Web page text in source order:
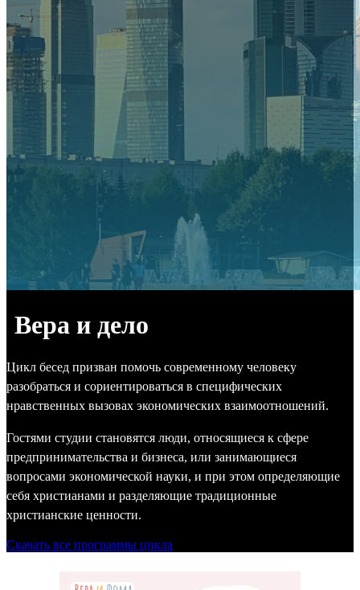
Вера и дело
Цикл бесед призван помочь современному человеку
разобраться и сориентироваться в специфических
нравственных вызовах экономических взаимоотношений.
Гостями студии становятся люди, относящиеся к сфере
предпринимательства и бизнеса, или занимающиеся
вопросами экономической науки, и при этом определяющие
себя христианами и разделяющие традиционные
христианские ценности.
Скачать все программы цикла